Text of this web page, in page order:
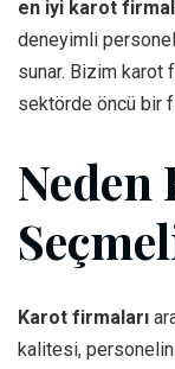
en iyi karot
deneyimli
sunar. Bizim karot
sektörde öncü bir
Neden
Karot firmaları
kalitesi,